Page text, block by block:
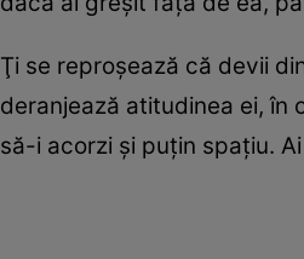
Ţi se reproşează că devii
deranjează atitudinea ei, în
să-i acorzi şi puţin spaţiu.